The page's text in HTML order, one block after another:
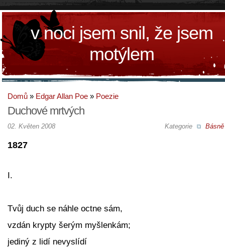
v noci jsem snil, že jsem
motýlem
Domů » Edgar Allan Poe » Poezie
Duchové mrtvých
Kategorie
02. Květen 2008
1827
I.
Tvůj duch se náhle octne sám,
vzdán krypty šerým myšlenkám;
jediný z lidí nevyslídí